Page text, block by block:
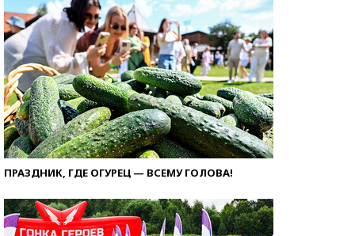
ПРАЗДНИК, ГДЕ ОГУРЕЦ — ВСЕМУ ГОЛОВА!